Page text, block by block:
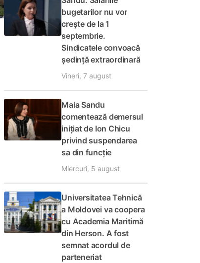
bugetarilor nu vor
crește de la 1
septembrie.
Sindicatele convoacă
ședință extraordinară
Vineri, 7 august
Maia Sandu
comentează demersul
inițiat de Ion Chicu
privind suspendarea
sa din funcție
Miercuri, 5 august
Universitatea Tehnică
a Moldovei va coopera
cu Academia Maritimă
din Herson. A fost
semnat acordul de
parteneriat